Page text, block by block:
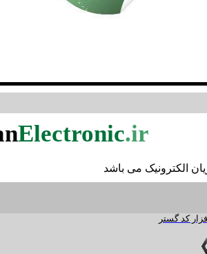
Electronic.ir
الکترونیک می باشد
کد گستر